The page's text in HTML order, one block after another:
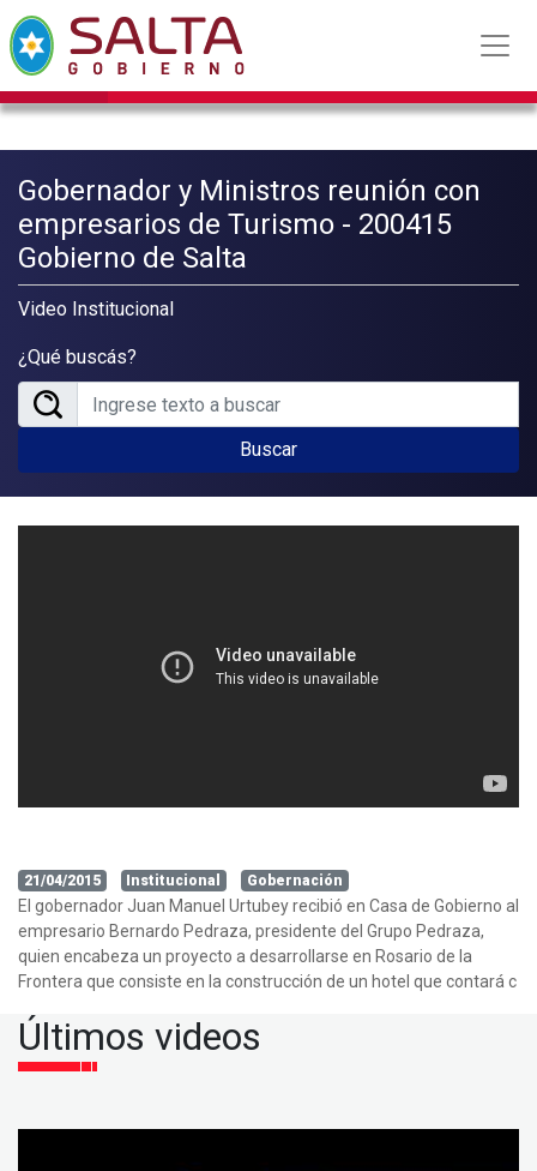
Gobernador y Ministros reunión con
empresarios de Turismo - 200415
Gobierno de Salta
Video Institucional
¿Qué buscás?
Buscar
21/04/2015 Institucional Gobernación
El gobernador Juan Manuel Urtubey recibió en Casa de Gobierno al
empresario Bernardo Pedraza, presidente del Grupo Pedraza,
quien encabeza un proyecto a desarrollarse en Rosario de la
Frontera que consiste en la construcción de un hotel que contará c
Últimos videos